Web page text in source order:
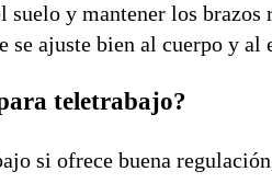
y mantener los
se ajuste bien al cuerpo y al
teletrabajo?
si ofrece buena